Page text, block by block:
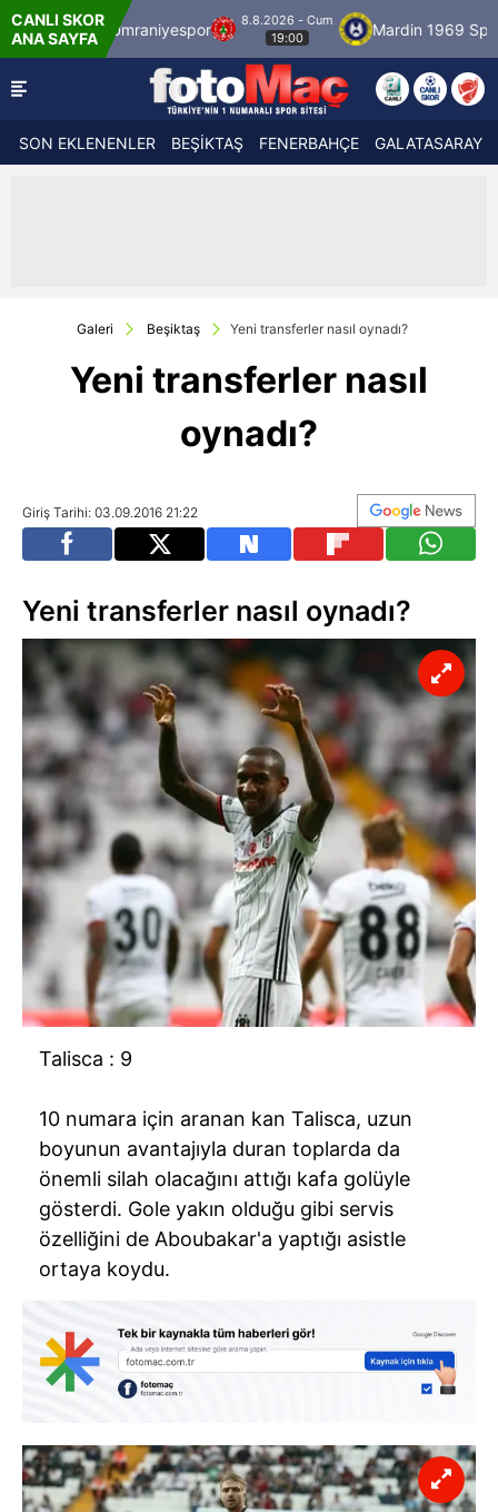
CANLI SKOR
ANA SAYFA
Ümraniyespor
8.8.2026 - Cum
19:00
Mardin 1969 Spor
SON EKLENENLER BEŞİKTAŞ FENERBAHÇE GALATASARAY
Galeri Beşiktaş Yeni transferler nasıl oynadı?
Yeni transferler nasıl
oynadı?
Giriş Tarihi: 03.09.2016 21:22
Yeni transferler nasıl oynadı?
Talisca : 9
10 numara için aranan kan Talisca, uzun
boyunun avantajıyla duran toplarda da
önemli silah olacağını attığı kafa golüyle
gösterdi. Gole yakın olduğu gibi servis
özelliğini de Aboubakar'a yaptığı asistle
ortaya koydu.